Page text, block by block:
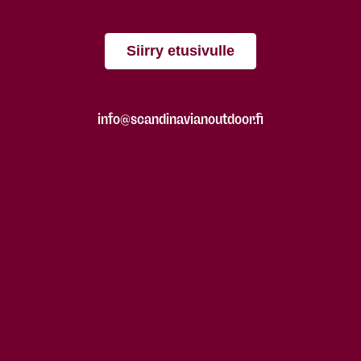
Siirry etusivulle
info@scandinavianoutdoor.fi